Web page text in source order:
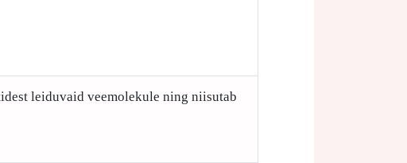
leiduvaid veemolekule ning niisutab